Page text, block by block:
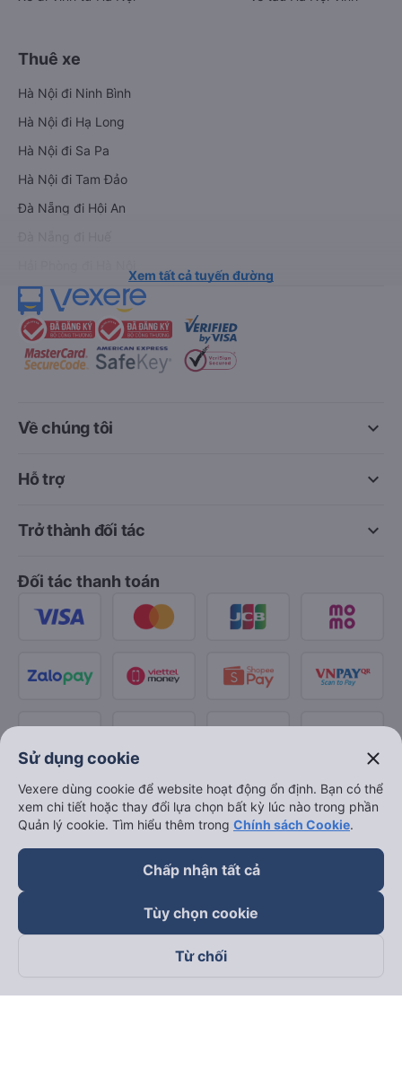
Thuê xe
Hà Nội đi Ninh Bình
Hà Nội đi Hạ Long
Hà Nội đi Sa Pa
Hà Nội đi Tam Đảo
Đà Nẵng đi Hội An
Xem tất cả tuyến đường
keyboard_arrow_down
Về chúng tôi
keyboard_arrow_down
Hỗ trợ
keyboard_arrow_down
Trở thành đối tác
Đối tác thanh toán
Theo dõi chúng tôi trên
Sử dụng cookie close
Vexere dùng cookie để website hoạt động ổn định. Bạn có thể
xem chi tiết hoặc thay đổi lựa chọn bất kỳ lúc nào trong phần
Quản lý cookie. Tìm hiểu thêm trong Chính sách Cookie.
Chấp nhận tất cả
Tùy chọn cookie
Từ chối